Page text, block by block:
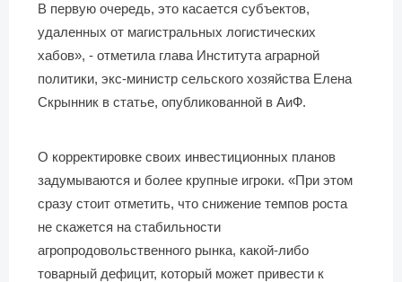
В первую очередь, это касается субъектов,
удаленных от магистральных логистических
хабов», - отметила глава Института аграрной
политики, экс-министр сельского хозяйства Елена
Скрынник в статье, опубликованной в АиФ.
О корректировке своих инвестиционных планов
задумываются и более крупные игроки. «При этом
сразу стоит отметить, что снижение темпов роста
не скажется на стабильности
агропродовольственного рынка, какой-либо
товарный дефицит, который может привести к